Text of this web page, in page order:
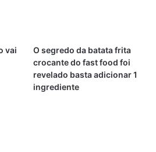
vai
O segredo da batata frita
crocante do fast food foi
revelado basta adicionar 1
ingrediente